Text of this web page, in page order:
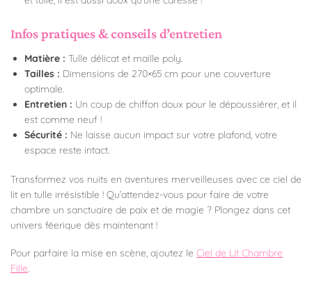
Infos pratiques & conseils d’entretien
Matière : Tulle délicat et maille poly.
Tailles : Dimensions de 270×65 cm pour une couverture
optimale.
Entretien : Un coup de chiffon doux pour le dépoussiérer, et il
est comme neuf !
Sécurité : Ne laisse aucun impact sur votre plafond, votre
espace reste intact.
Transformez vos nuits en aventures merveilleuses avec ce ciel de
lit en tulle irrésistible ! Qu’attendez-vous pour faire de votre
chambre un sanctuaire de paix et de magie ? Plongez dans cet
univers féerique dès maintenant !
Pour parfaire la mise en scène, ajoutez le Ciel de Lit Chambre
Fille.